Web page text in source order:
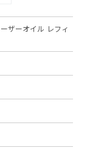
ザーオイル レフィ